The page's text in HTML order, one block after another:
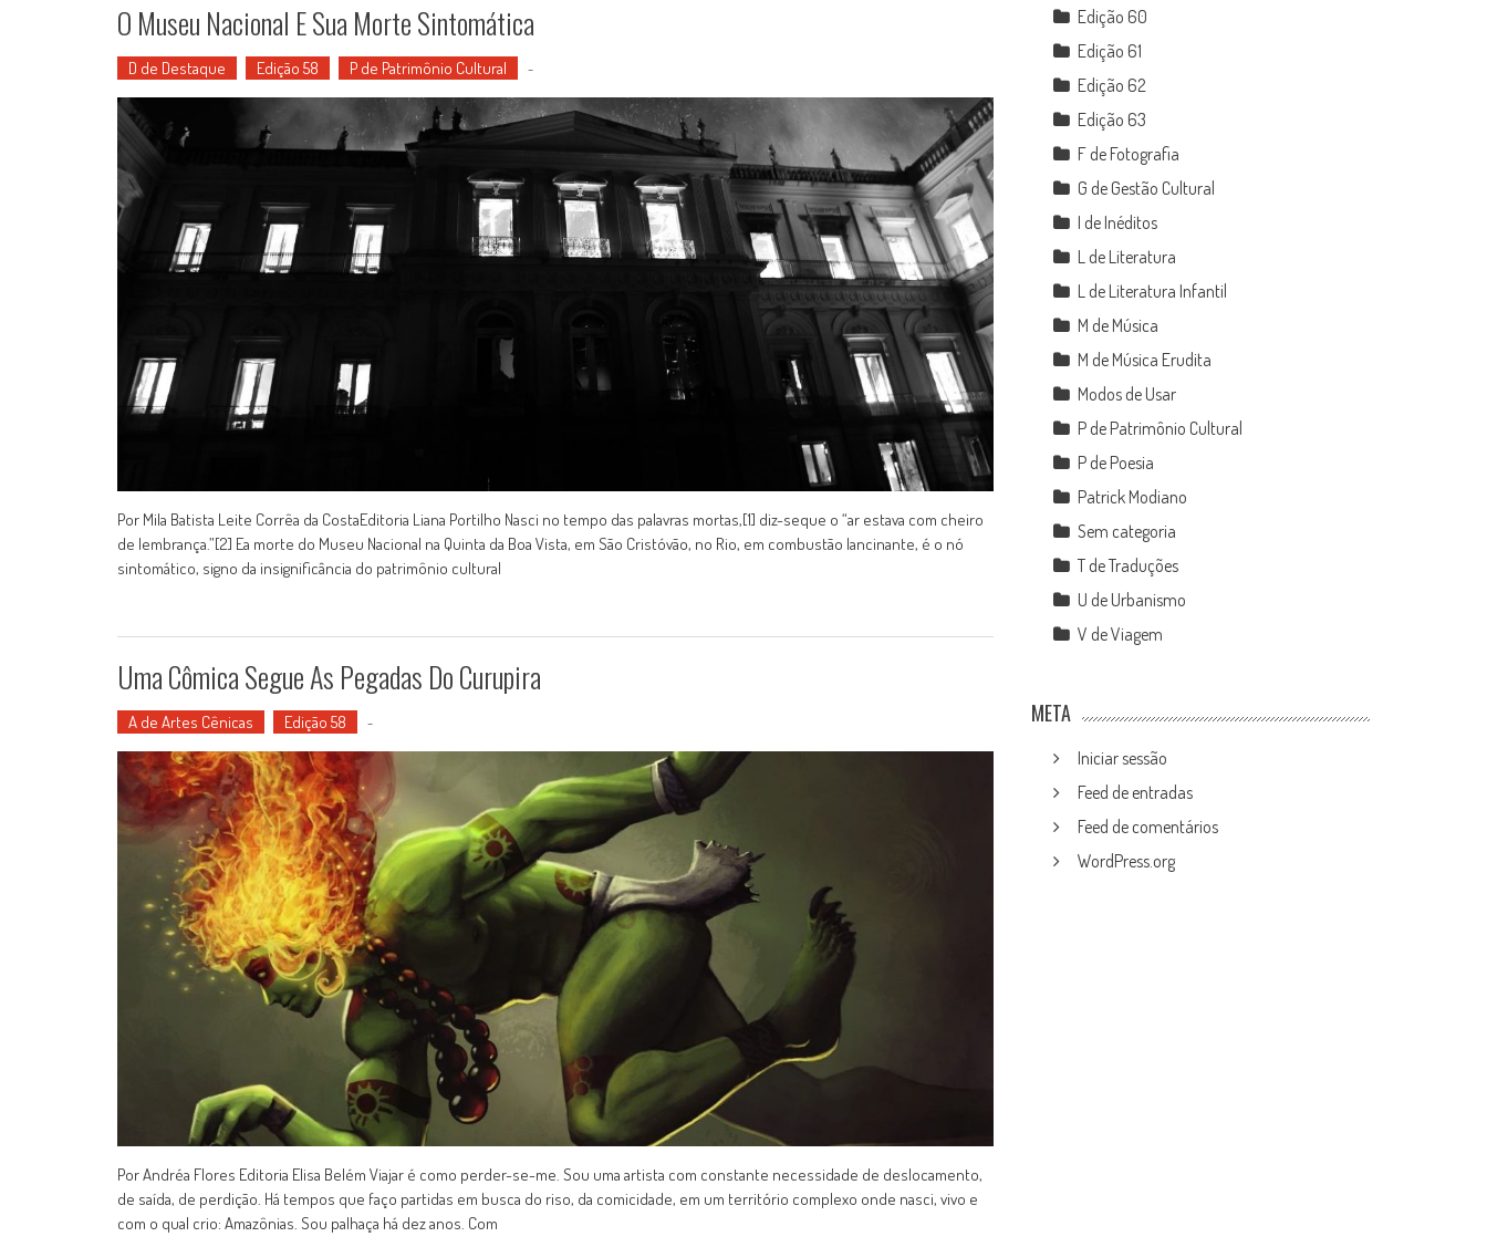
O Museu Nacional E Sua Morte Sintomática
D de Destaque Edição 58 P de Patrimônio Cultural -
Por Mila Batista Leite Corrêa da CostaEditoria Liana Portilho Nasci no tempo das palavras mortas,[1] diz-seque o “ar estava com cheiro
de lembrança.”[2] Ea morte do Museu Nacional na Quinta da Boa Vista, em São Cristóvão, no Rio, em combustão lancinante, é o nó
sintomático, signo da insignificância do patrimônio cultural
Uma Cômica Segue As Pegadas Do Curupira
A de Artes Cênicas Edição 58 -
Por Andréa Flores Editoria Elisa Belém Viajar é como perder-se-me. Sou uma artista com constante necessidade de deslocamento,
de saída, de perdição. Há tempos que faço partidas em busca do riso, da comicidade, em um território complexo onde nasci, vivo e
com o qual crio: Amazônias. Sou palhaça há dez anos. Com
Edição 60
Edição 61
Edição 62
Edição 63
F de Fotografia
G de Gestão Cultural
I de Inéditos
L de Literatura
L de Literatura Infantil
M de Música
M de Música Erudita
Modos de Usar
P de Patrimônio Cultural
P de Poesia
Patrick Modiano
Sem categoria
T de Traduções
U de Urbanismo
V de Viagem
META
Iniciar sessão
Feed de entradas
Feed de comentários
WordPress.org